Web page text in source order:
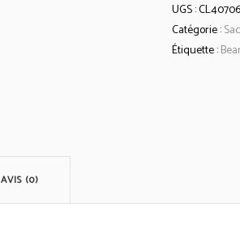
'Nora'
UGS :CL40706
Catégorie :Sac
Étiquette :
AVIS (0)